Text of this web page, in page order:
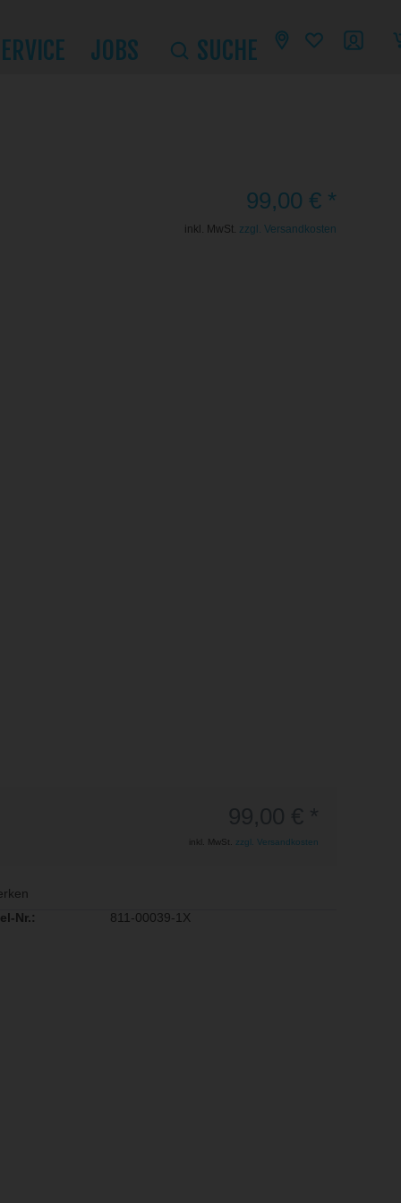
JOBS SUCHE
99,00 € *
inkl. MwSt. zzgl. Versandkosten
inkl. MwSt. zzgl. Versandkosten
Nr.:
811-00039-1X